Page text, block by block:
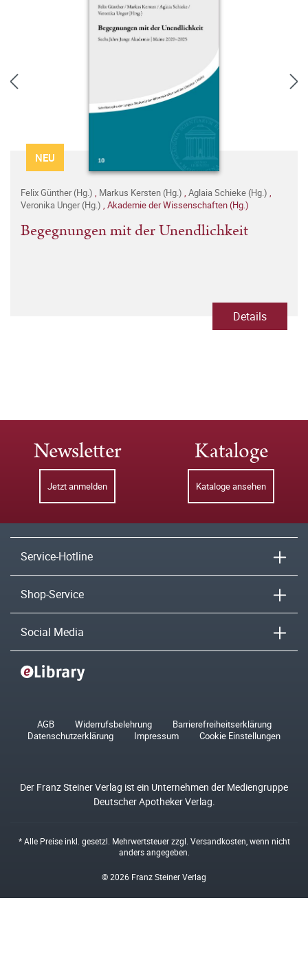
NEU
Felix Günther (Hg.) , Markus Kersten (Hg.) , Aglaia Schieke (Hg.) ,
Veronika Unger (Hg.) , Akademie der Wissenschaften (Hg.)
Begegnungen mit der Unendlichkeit
Details
Newsletter
Jetzt anmelden
Kataloge
Kataloge ansehen
Service-Hotline
Shop-Service
Social Media
AGB Widerrufsbelehrung
Barrierefreiheitserklärung
Datenschutzerklärung
Impressum Cookie Einstellungen
Der Franz Steiner Verlag ist ein Unternehmen der Mediengruppe
Deutscher Apotheker Verlag.
* Alle Preise inkl. gesetzl. Mehrwertsteuer zzgl. Versandkosten , wenn nicht
anders angegeben.
© 2026 Franz Steiner Verlag